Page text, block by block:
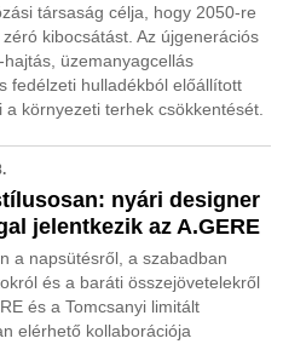
társaság célja, hogy 2050-re
kibocsátást. Az újgenerációs
hajtás, üzemanyagcellás
fedélzeti hulladékból előállított
környezeti terhek csökkentését.
nyári designer
jelentkezik az A.GERE
a napsütésről, a szabadban
és a baráti összejövetelekről
és a Tomcsanyi limitált
elérhető kollaborációja